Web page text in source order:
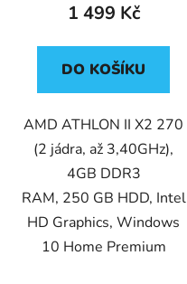
1 499 Kč
DO KOŠÍKU
AMD ATHLON II X2 270
(2 jádra, až 3,40GHz),
4GB DDR3
RAM, 250 GB HDD, Intel
HD Graphics, Windows
10 Home Premium